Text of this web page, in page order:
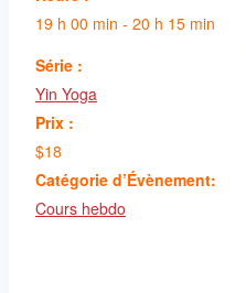
19 h 00 min - 20 h 15 min
Série :
Yin Yoga
Prix :
$18
Catégorie d’Évènement:
Cours hebdo